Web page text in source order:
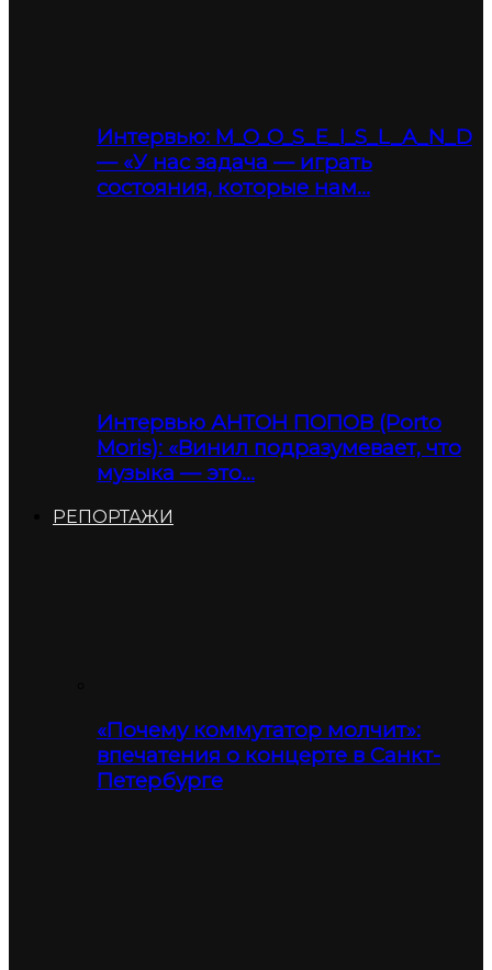
Интервью: M_O_O_S_E_I_S_L_A_N_D
— «У нас задача — играть
состояния, которые нам…
Интервью АНТОН ПОПОВ (Porto
Moris): «Винил подразумевает, что
музыка — это…
РЕПОРТАЖИ
«Почему коммутатор молчит»:
впечатения о концерте в Санкт-
Петербурге